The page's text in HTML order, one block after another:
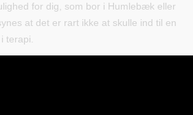
for dig, som bor i Humlebæk eller
at det er rart ikke at skulle ind til en
terapi.